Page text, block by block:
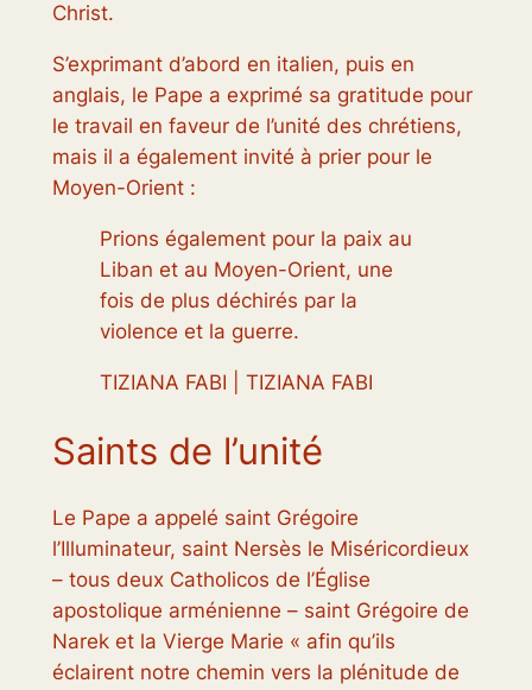
Christ.
S’exprimant d’abord en italien, puis en
anglais, le Pape a exprimé sa gratitude pour
le travail en faveur de l’unité des chrétiens,
mais il a également invité à prier pour le
Moyen-Orient :
Prions également pour la paix au
Liban et au Moyen-Orient, une
fois de plus déchirés par la
violence et la guerre.
TIZIANA FABI | TIZIANA FABI
Saints de l’unité
Le Pape a appelé saint Grégoire
l’Illuminateur, saint Nersès le Miséricordieux
– tous deux Catholicos de l’Église
apostolique arménienne – saint Grégoire de
Narek et la Vierge Marie « afin qu’ils
éclairent notre chemin vers la plénitude de